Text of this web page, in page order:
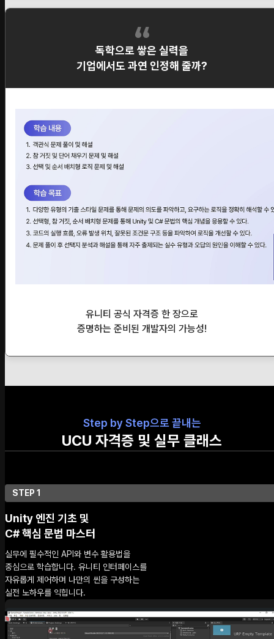
독학으로 쌓은 실력을
기업에서도 과연 인정해 줄까?
유니티 공식 자격증 한 장으로
증명하는 준비된 개발자의 가능성!
Step by Step으로 끝내는
UCU 자격증 및 실무 클래스
STEP 1
Unity 엔진 기초 및
C# 핵심 문법 마스터
실무에 필수적인 API와 변수 활용법을
중심으로 학습합니다. 유니티 인터페이스를
자유롭게 제어하며 나만의 씬을 구성하는
실전 노하우를 익힙니다.